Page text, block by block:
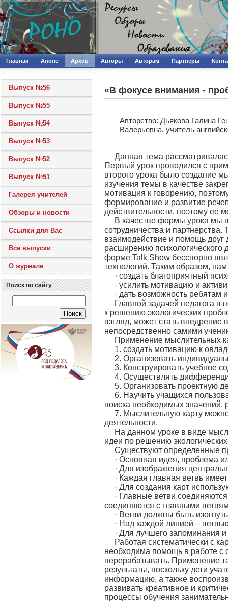
Главная Анонс Архив Авторы Авторам Партнеры
Выпуск №56
Выпуск №55
Выпуск №54
Выпуск №53
Выпуск №52
Выпуск №51
Галерея учителей
Обзоры и новости
Ссылки для Вас
Все выпуски
О журнале
Поиск по сайту
«В фокусе внимания -
Авторcтво: Дьякова Галина
Валерьевна, учитель
Данная тема
Первый урок проводился с
второго урока было создание
изучения темы в качестве
мотивация к говорению,
формирование и развитие
действительности, поэтому ее
В качестве формы урока мы
сотрудничества и партнерства.
взаимодействие и помощь друг
расширению психологического
форме Talk Show бесспорно
технологий. Таким образом, нам
· создать благоприятный
· усилить мотивацию и
· дать возможность
Главной задачей педагога в
к решению экологических
взгляд, может стать внедрение
непосредственно самими
Применение мыслительных
1. создать мотивацию к
2. Организовать
3. Конструировать учебное
4. Осуществлять
5. Организовать проектную
6. Научить учащихся
поиска необходимых
7. Мыслительную карту
деятельности.
На данном уроке в виде
идеи по решению
Существуют определенные
· Основная идея, проблема
· Для изображения
· Каждая главная ветвь
· Для создания карт
· Главные ветви
соединяются с главными
· Ветви должны быть
· Над каждой линией –
· Для лучшего запоминания
Работая систематически с
необходима помощь в работе
перерабатывать. Применение
результаты, поскольку дети
информацию, а также
развивать креативное и
процессы обучения